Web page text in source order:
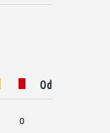
Odohraté
0